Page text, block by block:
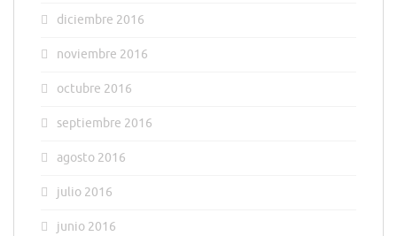
diciembre 2016
noviembre 2016
octubre 2016
septiembre 2016
agosto 2016
julio 2016
junio 2016